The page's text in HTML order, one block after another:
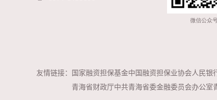
友情链接： 国家融资担保基金中国融资担保业协会人民银
青海省财政厅中共青海省委金融委员会办公室